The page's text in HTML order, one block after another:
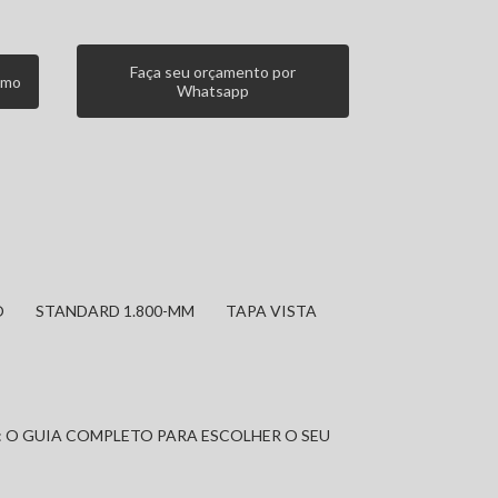
Faça seu orçamento por
Whatsapp
STANDARD 1.800-MM TAPA VISTA
GUIA COMPLETO PARA ESCOLHER O SEU